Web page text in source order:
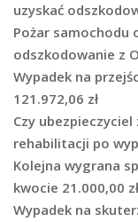
uzyskać
Pożar samochodu
odszkodowanie z
Wypadek na
121.972,06 zł
Czy
rehabilitacji po
Kolejna wygrana
kwocie 21.000,00 zł
Wypadek na